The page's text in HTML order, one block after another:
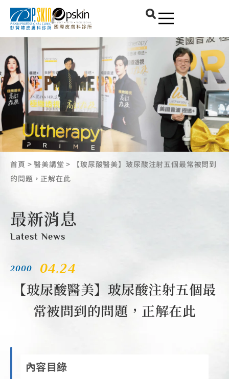
首頁 >醫美講堂 >
【玻尿酸醫美】玻尿酸注射五個最常被問到
的問題，正解在此
最新消息
Latest News
2000 04.24
【玻尿酸醫美】玻尿酸注射五個最
常被問到的問題，正解在此
內容目錄